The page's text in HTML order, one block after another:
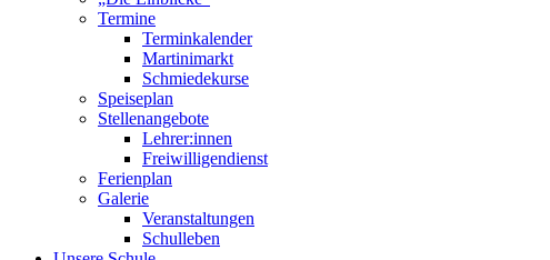
Termine
Terminkalender
Martinimarkt
Schmiedekurse
Speiseplan
Stellenangebote
Lehrer:innen
Freiwilligendienst
Ferienplan
Galerie
Veranstaltungen
Schulleben